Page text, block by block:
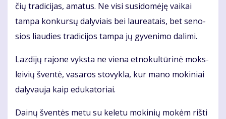
čių tra­di­ci­jas, ama­tus. Ne vi­si su­si­do­mė­ję vai­kai
tam­pa kon­kur­sų da­ly­viais bei lau­re­a­tais, bet se­no­
sios liau­dies tra­di­ci­jos tam­pa jų gy­ve­ni­mo da­li­mi.
Laz­di­jų ra­jo­ne vyks­ta ne vie­na et­no­kul­tū­ri­nė moks­
lei­vių šven­tė, va­sa­ros sto­vyk­la, kur ma­no mo­ki­niai
da­ly­vau­ja kaip edu­ka­to­riai.
Dai­nų šven­tės me­tu su ke­le­tu mo­ki­nių mo­kėm riš­ti